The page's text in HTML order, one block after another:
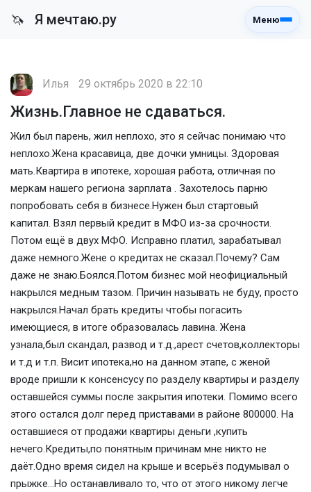
🦄 Я мечтаю.ру Меню
Илья 29 октябрь 2020 в 22:10
Жизнь.Главное не сдаваться.
Жил был парень, жил неплохо, это я сейчас понимаю что
неплохо.Жена красавица, две дочки умницы. Здоровая
мать.Квартира в ипотеке, хорошая работа, отличная по
меркам нашего региона зарплата . Захотелось парню
попробовать себя в бизнесе.Нужен был стартовый
капитал. Взял первый кредит в МФО из-за срочности.
Потом ещё в двух МФО. Исправно платил, зарабатывал
даже немного.Жене о кредитах не сказал.Почему? Сам
даже не знаю.Боялся.Потом бизнес мой неофициальный
накрылся медным тазом. Причин называть не буду, просто
накрылся.Начал брать кредиты чтобы погасить
имеющиеся, в итоге образовалась лавина. Жена
узнала,был скандал, развод и т.д.,арест счетов,коллекторы
и т.д и т.п. Висит ипотека,но на данном этапе, с женой
вроде пришли к консенсусу по разделу квартиры и разделу
оставшейся суммы после закрытия ипотеки. Помимо всего
этого остался долг перед приставами в районе 800000. На
оставшиеся от продажи квартиры деньги ,купить
нечего.Кредиты,по понятным причинам мне никто не
даёт.Одно время сидел на крыше и всерьёз подумывал о
прыжке...Но останавливало то, что от этого никому легче